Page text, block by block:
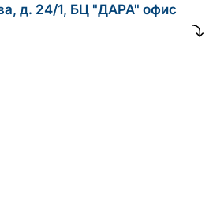
д. 24/1, БЦ "ДАРА" офис